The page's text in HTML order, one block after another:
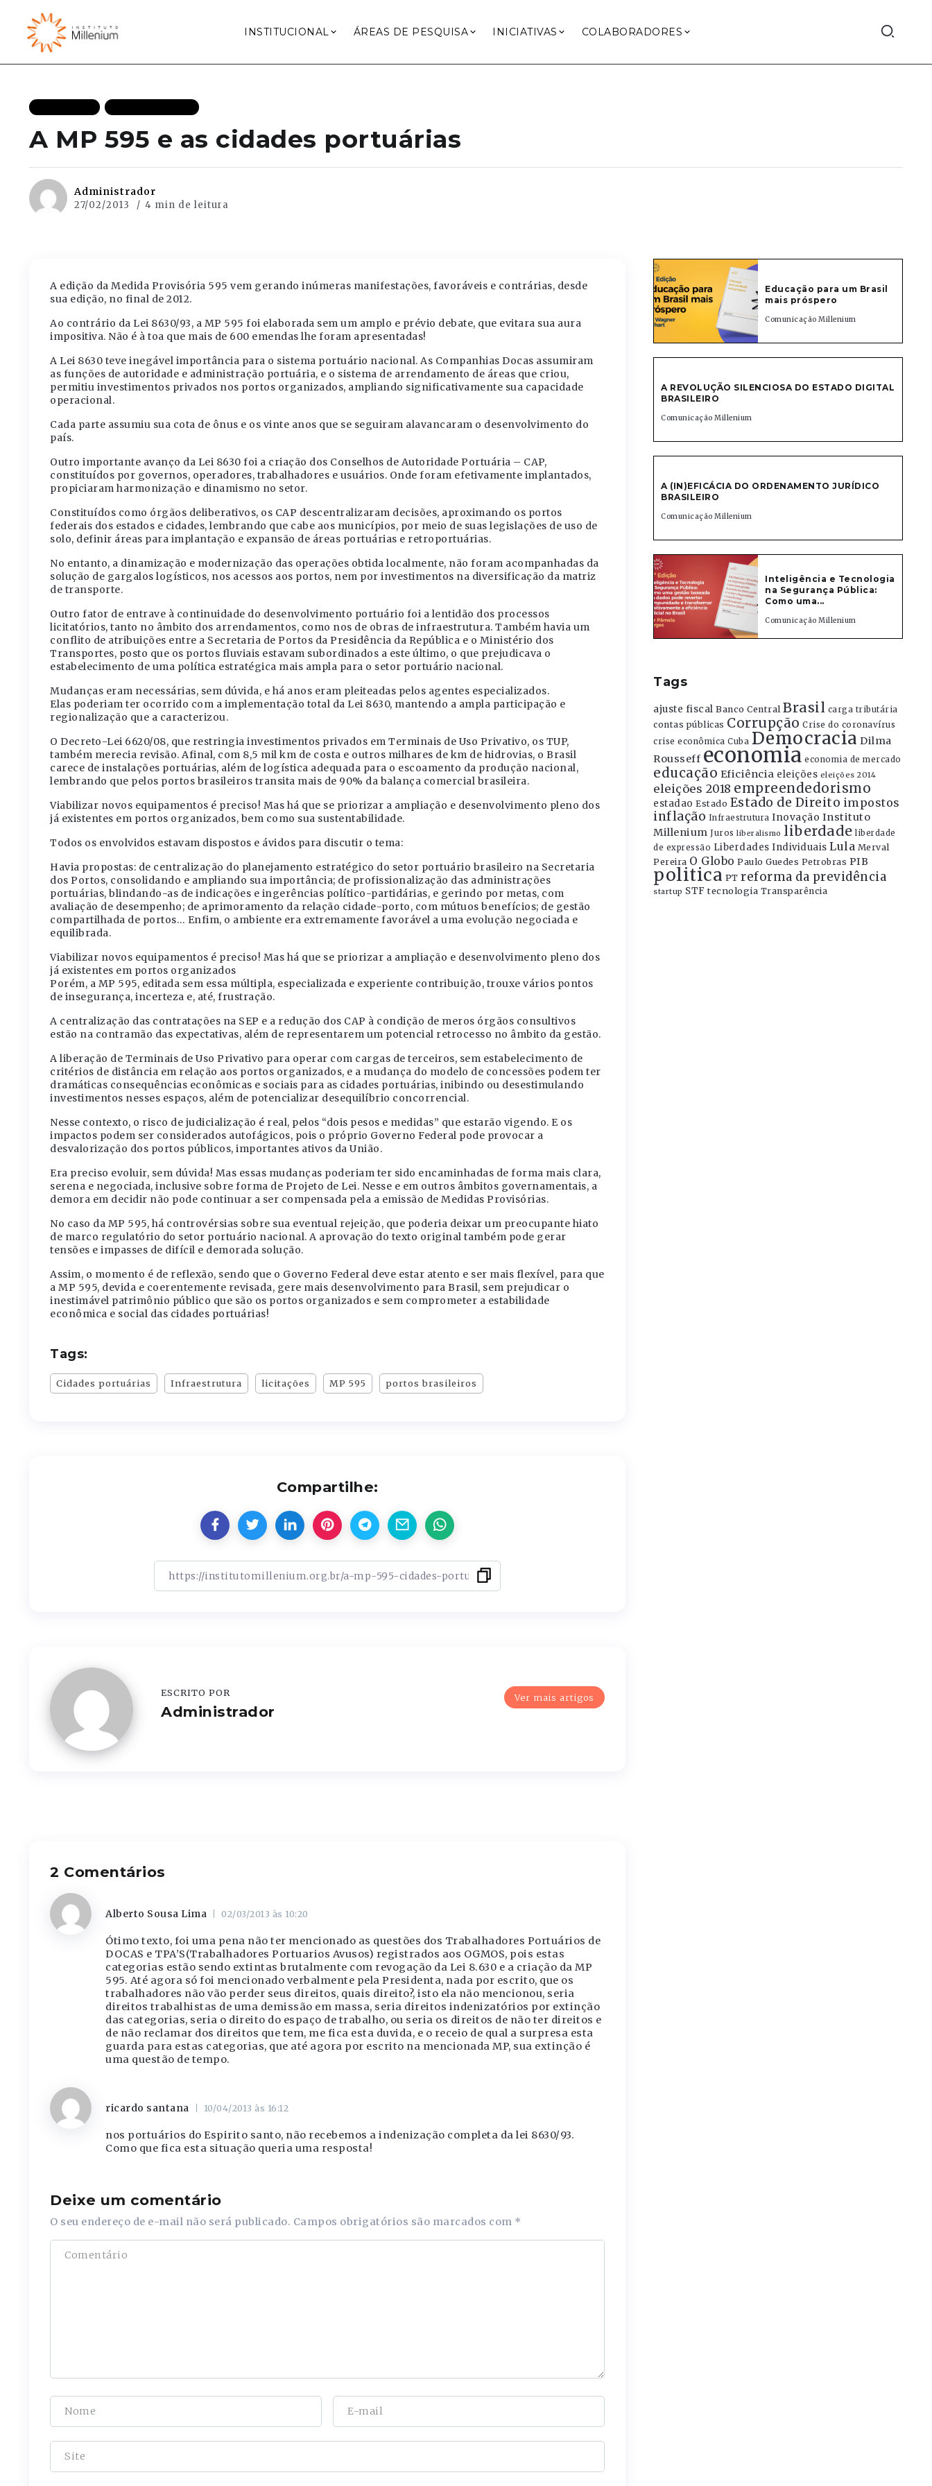
INSTITUCIONAL ÁREAS DE PESQUISA INICIATIVAS COLABORADORES
A MP 595 e as cidades portuárias
Administrador
27/02/2013 4 min de leitura
A edição da Medida Provisória 595 vem gerando inúmeras manifestações, favoráveis e contrárias, desde
sua edição, no final de 2012.
Ao contrário da Lei 8630/93, a MP 595 foi elaborada sem um amplo e prévio debate, que evitara sua aura
impositiva. Não é à toa que mais de 600 emendas lhe foram apresentadas!
A Lei 8630 teve inegável importância para o sistema portuário nacional. As Companhias Docas assumiram
as funções de autoridade e administração portuária, e o sistema de arrendamento de áreas que criou,
permitiu investimentos privados nos portos organizados, ampliando significativamente sua capacidade
operacional.
Cada parte assumiu sua cota de ônus e os vinte anos que se seguiram alavancaram o desenvolvimento do
país.
Outro importante avanço da Lei 8630 foi a criação dos Conselhos de Autoridade Portuária – CAP,
constituídos por governos, operadores, trabalhadores e usuários. Onde foram efetivamente implantados,
propiciaram harmonização e dinamismo no setor.
Constituídos como órgãos deliberativos, os CAP descentralizaram decisões, aproximando os portos
federais dos estados e cidades, lembrando que cabe aos municípios, por meio de suas legislações de uso de
solo, definir áreas para implantação e expansão de áreas portuárias e retroportuárias.
No entanto, a dinamização e modernização das operações obtida localmente, não foram acompanhadas da
solução de gargalos logísticos, nos acessos aos portos, nem por investimentos na diversificação da matriz
de transporte.
Outro fator de entrave à continuidade do desenvolvimento portuário foi a lentidão dos processos
licitatórios, tanto no âmbito dos arrendamentos, como nos de obras de infraestrutura. Também havia um
conflito de atribuições entre a Secretaria de Portos da Presidência da República e o Ministério dos
Transportes, posto que os portos fluviais estavam subordinados a este último, o que prejudicava o
estabelecimento de uma política estratégica mais ampla para o setor portuário nacional.
Mudanças eram necessárias, sem dúvida, e há anos eram pleiteadas pelos agentes especializados.
Elas poderiam ter ocorrido com a implementação total da Lei 8630, mantendo a ampla participação e
regionalização que a caracterizou.
O Decreto-Lei 6620/08, que restringia investimentos privados em Terminais de Uso Privativo, os TUP,
também merecia revisão. Afinal, com 8,5 mil km de costa e outros milhares de km de hidrovias, o Brasil
carece de instalações portuárias, além de logística adequada para o escoamento da produção nacional,
lembrando que pelos portos brasileiros transita mais de 90% da balança comercial brasileira.
Viabilizar novos equipamentos é preciso! Mas há que se priorizar a ampliação e desenvolvimento pleno dos
já existentes em portos organizados, bem como sua sustentabilidade.
Todos os envolvidos estavam dispostos e ávidos para discutir o tema:
Havia propostas: de centralização do planejamento estratégico do setor portuário brasileiro na Secretaria
dos Portos, consolidando e ampliando sua importância; de profissionalização das administrações
portuárias, blindando-as de indicações e ingerências político-partidárias, e gerindo por metas, com
avaliação de desempenho; de aprimoramento da relação cidade-porto, com mútuos benefícios; de gestão
compartilhada de portos… Enfim, o ambiente era extremamente favorável a uma evolução negociada e
equilibrada.
Viabilizar novos equipamentos é preciso! Mas há que se priorizar a ampliação e desenvolvimento pleno dos
já existentes em portos organizados
Porém, a MP 595, editada sem essa múltipla, especializada e experiente contribuição, trouxe vários pontos
de insegurança, incerteza e, até, frustração.
A centralização das contratações na SEP e a redução dos CAP à condição de meros órgãos consultivos
estão na contramão das expectativas, além de representarem um potencial retrocesso no âmbito da gestão.
A liberação de Terminais de Uso Privativo para operar com cargas de terceiros, sem estabelecimento de
critérios de distância em relação aos portos organizados, e a mudança do modelo de concessões podem ter
dramáticas consequências econômicas e sociais para as cidades portuárias, inibindo ou desestimulando
investimentos nesses espaços, além de potencializar desequilíbrio concorrencial.
Nesse contexto, o risco de judicialização é real, pelos “dois pesos e medidas” que estarão vigendo. E os
impactos podem ser considerados autofágicos, pois o próprio Governo Federal pode provocar a
desvalorização dos portos públicos, importantes ativos da União.
Era preciso evoluir, sem dúvida! Mas essas mudanças poderiam ter sido encaminhadas de forma mais clara,
serena e negociada, inclusive sobre forma de Projeto de Lei. Nesse e em outros âmbitos governamentais, a
demora em decidir não pode continuar a ser compensada pela a emissão de Medidas Provisórias.
No caso da MP 595, há controvérsias sobre sua eventual rejeição, que poderia deixar um preocupante hiato
de marco regulatório do setor portuário nacional. A aprovação do texto original também pode gerar
tensões e impasses de difícil e demorada solução.
Assim, o momento é de reflexão, sendo que o Governo Federal deve estar atento e ser mais flexível, para que
a MP 595, devida e coerentemente revisada, gere mais desenvolvimento para Brasil, sem prejudicar o
inestimável patrimônio público que são os portos organizados e sem comprometer a estabilidade
econômica e social das cidades portuárias!
Tags:
Cidades portuárias Infraestrutura licitações MP 595 portos brasileiros
Compartilhe:
Ver mais artigos
ESCRITO POR
Administrador
2 Comentários
Alberto Sousa Lima 02/03/2013 às 10:20
Ótimo texto, foi uma pena não ter mencionado as questões dos Trabalhadores Portuários de
DOCAS e TPA’S(Trabalhadores Portuarios Avusos) registrados aos OGMOS, pois estas
categorias estão sendo extintas brutalmente com revogação da Lei 8.630 e a criação da MP
595. Até agora só foi mencionado verbalmente pela Presidenta, nada por escrito, que os
trabalhadores não vão perder seus direitos, quais direito?, isto ela não mencionou, seria
direitos trabalhistas de uma demissão em massa, seria direitos indenizatórios por extinção
das categorias, seria o direito do espaço de trabalho, ou seria os direitos de não ter direitos e
de não reclamar dos direitos que tem, me fica esta duvida, e o receio de qual a surpresa esta
guarda para estas categorias, que até agora por escrito na mencionada MP, sua extinção é
uma questão de tempo.
ricardo santana 10/04/2013 às 16:12
nos portuários do Espirito santo, não recebemos a indenização completa da lei 8630/93.
Como que fica esta situação queria uma resposta!
Deixe um comentário
O seu endereço de e-mail não será publicado. Campos obrigatórios são marcados com *
Educação para um Brasil
mais próspero
Comunicação Millenium
A REVOLUÇÃO SILENCIOSA DO ESTADO DIGITAL
BRASILEIRO
Comunicação Millenium
A (IN)EFICÁCIA DO ORDENAMENTO JURÍDICO
BRASILEIRO
Comunicação Millenium
Inteligência e Tecnologia
na Segurança Pública:
Como uma...
Comunicação Millenium
Tags
ajuste fiscal Banco Central Brasil carga tributária
contas públicas Corrupção Crise do coronavírus
crise econômica Cuba Democracia Dilma
Rousseff economia economia de mercado
educação Eficiência eleições eleições 2014
eleições 2018 empreendedorismo
estadao Estado Estado de Direito impostos
inflação Infraestrutura Inovação Instituto
Millenium Juros liberalismo liberdade liberdade
de expressão Liberdades Individuais Lula Merval
Pereira O Globo Paulo Guedes Petrobras PIB
politica PT reforma da previdência
startup STF tecnologia Transparência